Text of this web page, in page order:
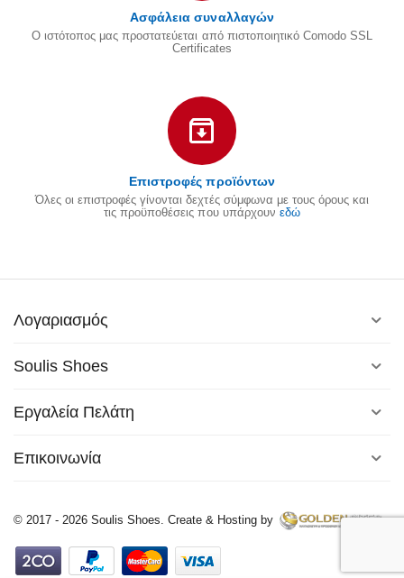
Ασφάλεια συναλλαγών
Ο ιστότοπος μας προστατεύεται από πιστοποιητικό Comodo SSL
Certificates
Επιστροφές προϊόντων
Όλες οι επιστροφές γίνονται δεχτές σύμφωνα με τους όρους και
τις προϋποθέσεις που υπάρχουν εδώ
Λογαριασμός
Soulis Shoes
Εργαλεία Πελάτη
Επικοινωνία
© 2017 - 2026 Soulis Shoes. Create & Hosting by